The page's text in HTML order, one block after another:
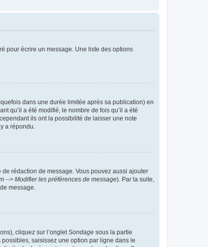
pour écrire un message. Une liste des options
dans une durée limitée après sa publication) en
qu’il a été modifié, le nombre de fois qu’il a été
ils ont la possibilité de laisser une note
a répondu.
de rédaction de message. Vous pouvez aussi ajouter
--> Modifier les préférences de message). Par la suite,
message.
cliquez sur l’ongletSondage sous la partie
saisissez une option par ligne dans le